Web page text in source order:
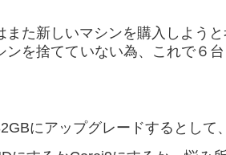
また新しいマシンを購入しよう
ンを捨てていない為、これで６
にアップグレードするとして